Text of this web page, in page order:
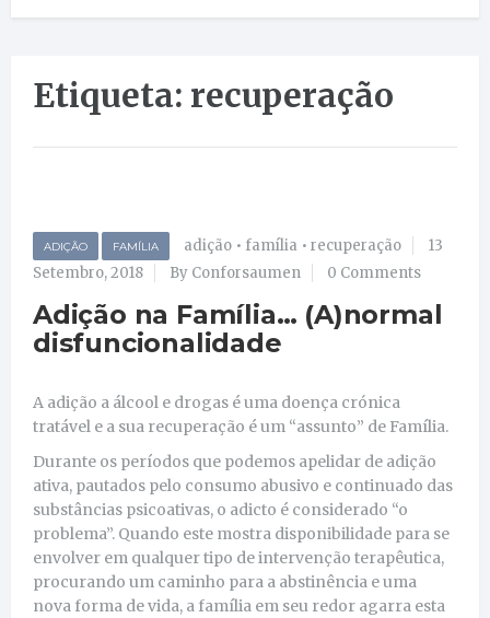
Etiqueta: recuperação
ADIÇÃO FAMÍLIA adição • família • recuperação
13
Setembro, 2018
By Conforsaumen 0 Comments
Adição na Família… (A)normal
disfuncionalidade
A adição a álcool e drogas é uma doença crónica
tratável e a sua recuperação é um “assunto” de Família.
Durante os períodos que podemos apelidar de adição
ativa, pautados pelo consumo abusivo e continuado das
substâncias psicoativas, o adicto é considerado “o
problema”. Quando este mostra disponibilidade para se
envolver em qualquer tipo de intervenção terapêutica,
procurando um caminho para a abstinência e uma
nova forma de vida, a família em seu redor agarra esta